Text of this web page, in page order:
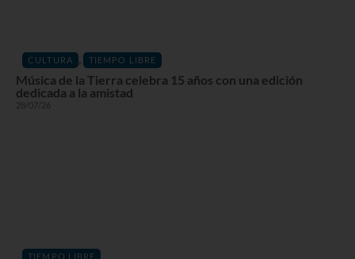
CULTURA , TIEMPO LIBRE
Música de la Tierra celebra 15 años con una edición
dedicada a la amistad
28/07/26
TIEMPO LIBRE